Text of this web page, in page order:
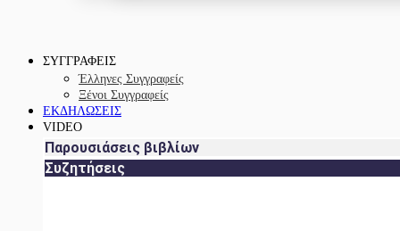
ΣΥΓΓΡΑΦΕΙΣ
Έλληνες Συγγραφείς
Ξένοι Συγγραφείς
ΕΚΔΗΛΩΣΕΙΣ
VIDEO
Παρουσιάσεις βιβλίων
Συζητήσεις